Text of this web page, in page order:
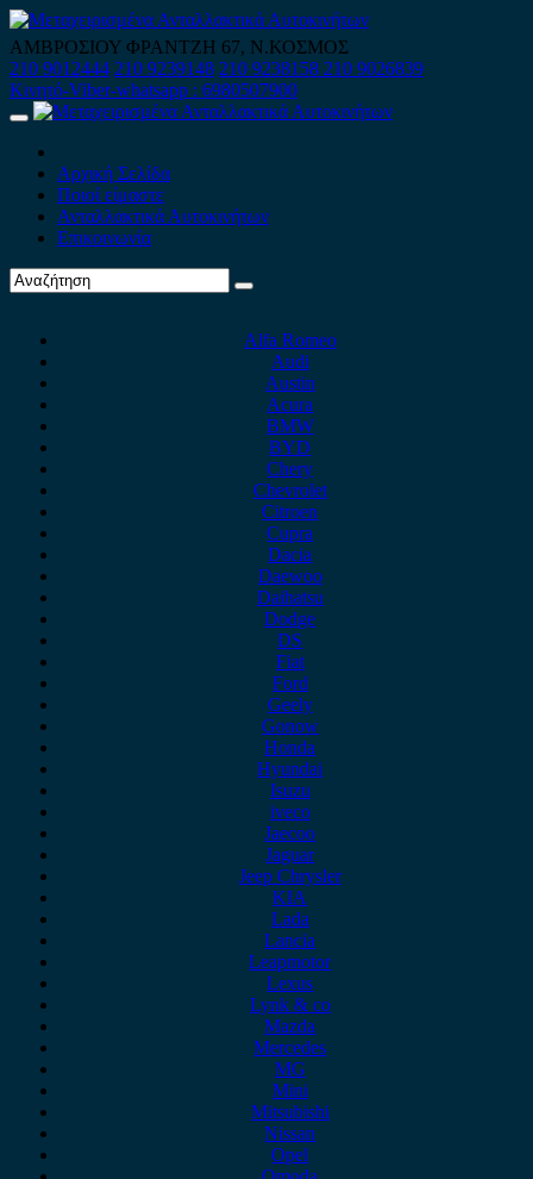
Skip
to
content
ΑΜΒΡΟΣΙΟΥ ΦΡΑΝΤΖΗ 67, Ν.ΚΟΣΜΟΣ
210 9012444 210 9239148 210 9238158 210 9026839
Κινητό-Viber-whatsapp : 6980507900
Primary
Αρχική Σελίδα
Ποιοί είμαστε
Ανταλλακτικά Αυτοκινήτων
Επικοινωνία
Alfa Romeo
Audi
Austin
Acura
BMW
BYD
Chery
Chevrolet
Citroen
Cupra
Dacia
Daewoo
Daihatsu
Dodge
DS
Fiat
Ford
Geely
Gonow
Honda
Hyundai
Isuzu
iveco
Jaecoo
Jaguar
Jeep Chrysler
KIA
Lada
Lancia
Leapmotor
Lexus
Lynk & co
Mazda
Mercedes
MG
Mini
Mitsubishi
Nissan
Opel